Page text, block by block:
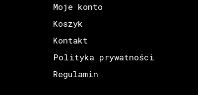
Moje konto
Koszyk
Kontakt
Polityka prywatności
Regulamin